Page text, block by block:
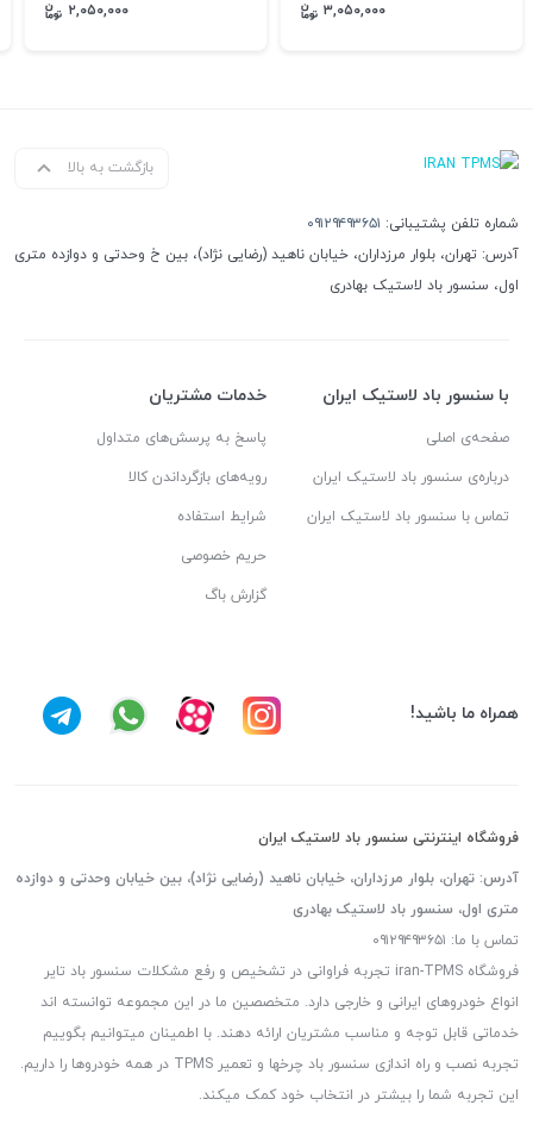
۳,۰۵۰,۰۰۰ ۲,۰۵۰,۰۰۰
بازگشت به بالا
شماره تلفن پشتیبانی: ۰۹۱۲۹۴۹۳۶۵۱
آدرس: تهران، بلوار مرزداران، خیابان ناهید (رضایی نژاد)، بین خ وحدتی و دوازده متری
اول، سنسور باد لاستیک بهادری
با سنسور باد لاستیک ایران
صفحه‌ی اصلی
درباره‌ی سنسور باد لاستیک ایران
تماس با سنسور باد لاستیک ایران
خدمات مشتریان
پاسخ به پرسش‌های متداول
رویه‌های بازگرداندن کالا
شرایط استفاده
حریم خصوصی
گزارش باگ
همراه ما باشید!
فروشگاه اینترنتی سنسور باد لاستیک ایران
آدرس: تهران، بلوار مرزداران، خیابان ناهید (رضایی نژاد)، بین خیابان وحدتی و دوازده
متری اول، سنسور باد لاستیک بهادری
تماس با ما: ۰۹۱۲۹۴۹۳۶۵۱
فروشگاه iran-TPMS تجربه فراوانی در تشخیص و رفع مشکلات سنسور باد تایر
انواع خودروهای ایرانی و خارجی دارد. متخصصین ما در این مجموعه توانسته اند
خدماتی قابل توجه و مناسب مشتریان ارائه دهند. با اطمینان میتوانیم بگوییم
تجربه نصب و راه اندازی سنسور باد چرخها و تعمیر TPMS در همه خودروها را داریم.
این تجربه شما را بیشتر در انتخاب خود کمک میکند.